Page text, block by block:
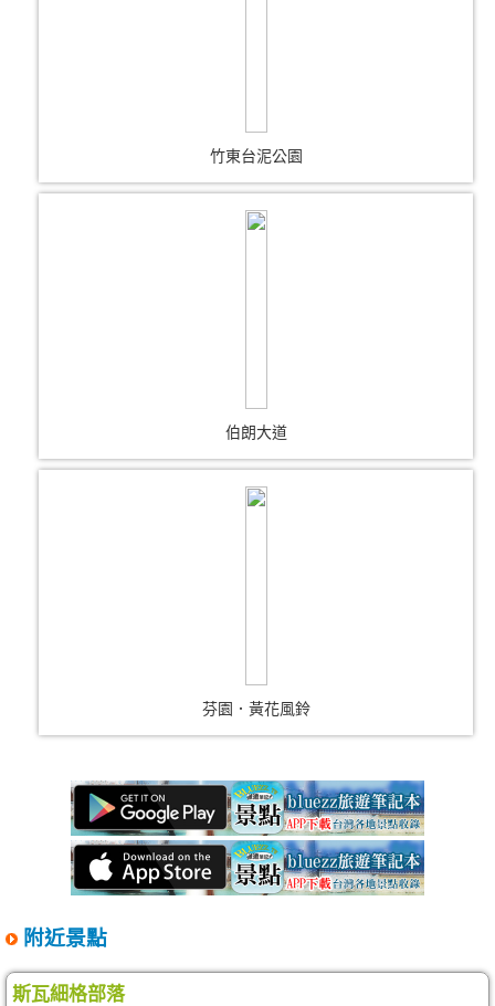
竹東台泥公園
伯朗大道
芬園．黃花風鈴
附近景點
斯瓦細格部落